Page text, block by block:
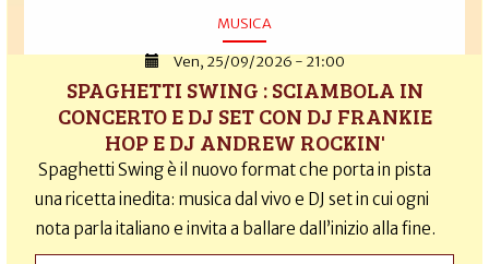
MUSICA
Ven, 25/09/2026 - 21:00
SPAGHETTI SWING : SCIAMBOLA IN
CONCERTO E DJ SET CON DJ FRANKIE
HOP E DJ ANDREW ROCKIN'
Spaghetti Swing è il nuovo format che porta in pista
una ricetta inedita: musica dal vivo e DJ set in cui ogni
nota parla italiano e invita a ballare dall’inizio alla fine.